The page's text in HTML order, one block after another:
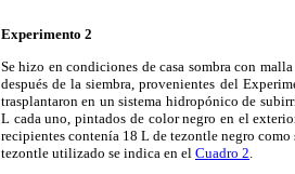
Experimento 2
Se hizo en condiciones de casa sombra con
después de la siembra, provenientes del
trasplantaron en un sistema hidropónico de
L cada uno, pintados de color negro en el
recipientes contenía 18 L de tezontle negro
tezontle utilizado se indica en el Cuadro 2